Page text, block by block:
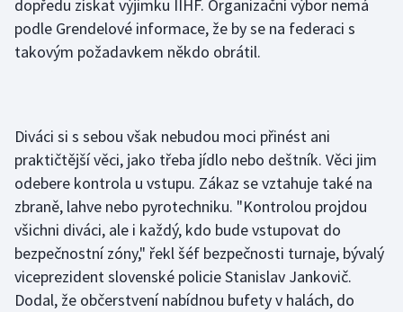
Judo
Lyže a snowboard
Moderní pětiboj
Motorsport
Olympijské hry
dopředu získat výjimku IIHF. Organizační výbor nemá
podle Grendelové informace, že by se na federaci s
takovým požadavkem někdo obrátil.
Diváci si s sebou však nebudou moci přinést ani
praktičtější věci, jako třeba jídlo nebo deštník. Věci jim
odebere kontrola u vstupu. Zákaz se vztahuje také na
zbraně, lahve nebo pyrotechniku. "Kontrolou projdou
všichni diváci, ale i každý, kdo bude vstupovat do
bezpečnostní zóny," řekl šéf bezpečnosti turnaje, bývalý
viceprezident slovenské policie Stanislav Jankovič.
Dodal, že občerstvení nabídnou bufety v halách, do